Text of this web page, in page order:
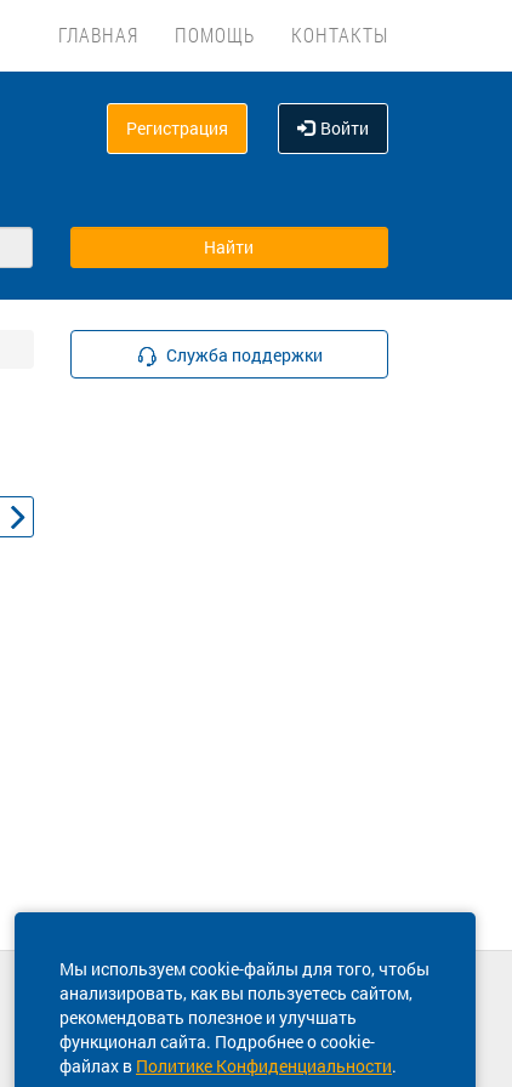
ГЛАВНАЯ ПОМОЩЬ КОНТАКТЫ
Регистрация Войти
Служба поддержки
Мы используем cookie-файлы для того, чтобы
анализировать, как вы пользуетесь сайтом,
рекомендовать полезное и улучшать
функционал сайта. Подробнее о cookie-
файлах в Политике Конфиденциальности.
Техническая поддержка сайта
8 800 600-03-38